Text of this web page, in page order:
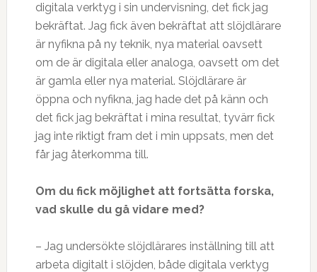
digitala verktyg i sin undervisning, det fick jag
bekräftat. Jag fick även bekräftat att slöjdlärare
är nyfikna på ny teknik, nya material oavsett
om de är digitala eller analoga, oavsett om det
är gamla eller nya material. Slöjdlärare är
öppna och nyfikna, jag hade det på känn och
det fick jag bekräftat i mina resultat, tyvärr fick
jag inte riktigt fram det i min uppsats, men det
får jag återkomma till.
Om du fick möjlighet att fortsätta forska,
vad skulle du gå vidare med?
– Jag undersökte slöjdlärares inställning till att
arbeta digitalt i slöjden, både digitala verktyg